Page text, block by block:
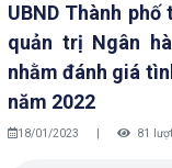
UBND Thành
quản trị Ngân
nhằm đánh giá
năm 2022
18/01/2023 81